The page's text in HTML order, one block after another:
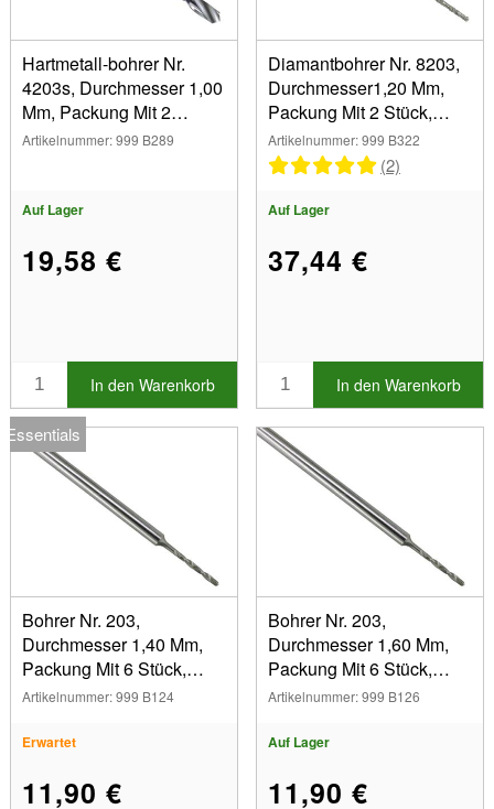
Hartmetall-bohrer Nr.
4203s, Durchmesser 1,00
Mm, Packung Mit 2
Stück,busch
Artikelnummer: 999 B289
Auf Lager
19,58 €
In den Warenkorb
Diamantbohrer Nr. 8203,
Durchmesser1,20 Mm,
Packung Mit 2 Stück,
Busc H
Artikelnummer: 999 B322
(2)
Auf Lager
37,44 €
In den Warenkorb
Essentials
Bohrer Nr. 203,
Durchmesser 1,40 Mm,
Packung Mit 6 Stück,
Busch
Artikelnummer: 999 B124
Erwartet
11,90 €
Bohrer Nr. 203,
Durchmesser 1,60 Mm,
Packung Mit 6 Stück,
Busch
Artikelnummer: 999 B126
Auf Lager
11,90 €